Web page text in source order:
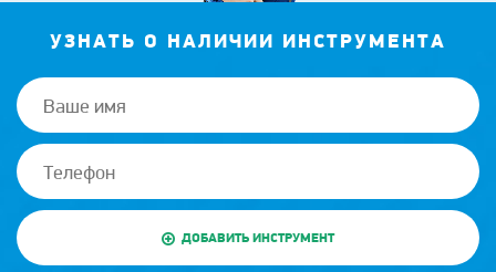
УЗНАТЬ О НАЛИЧИИ ИНСТРУМЕНТА
ДОБАВИТЬ ИНСТРУМЕНТ